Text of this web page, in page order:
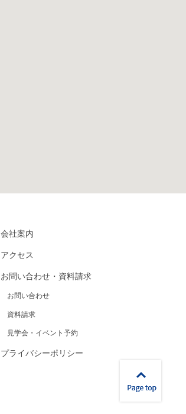
会社案内
アクセス
お問い合わせ・資料請求
お問い合わせ
資料請求
見学会・イベント予約
プライバシーポリシー